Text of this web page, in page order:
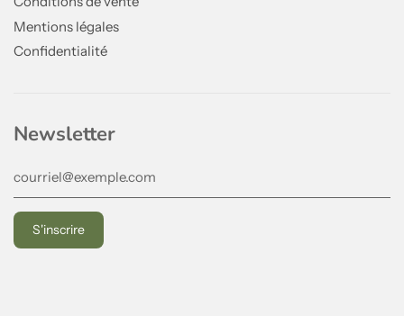
Mentions légales
Confidentialité
Newsletter